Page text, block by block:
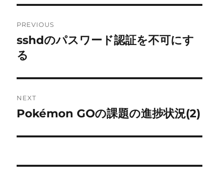
navigation
PREVIOUS
Previous
post:
sshdのパスワード認証を不可にす
る
NEXT
Next
Pokémon GOの課題の進捗状況(2)